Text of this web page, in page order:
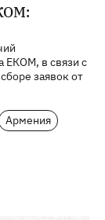
ЕКОМ, в связи с
заявок от
Армения